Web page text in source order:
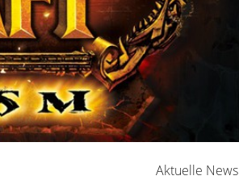
Aktuelle News